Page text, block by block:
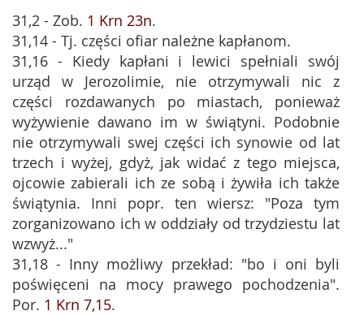
31,2 - Zob. 1 Krn 23n.
31,14 - Tj. części ofiar należne kapłanom.
31,16 - Kiedy kapłani i lewici spełniali swój
urząd w Jerozolimie, nie otrzymywali nic z
części rozdawanych po miastach, ponieważ
wyżywienie dawano im w świątyni. Podobnie
nie otrzymywali swej części ich synowie od lat
trzech i wyżej, gdyż, jak widać z tego miejsca,
ojcowie zabierali ich ze sobą i żywiła ich także
świątynia. Inni popr. ten wiersz: "Poza tym
zorganizowano ich w oddziały od trzydziestu lat
wzwyż..."
31,18 - Inny możliwy przekład: "bo i oni byli
poświęceni na mocy prawego pochodzenia".
Por. 1 Krn 7,15.